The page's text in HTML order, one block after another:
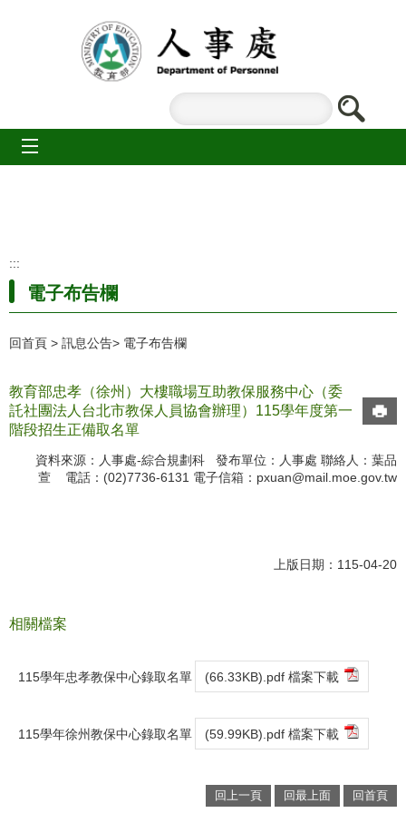
:::
電子布告欄
回首頁 訊息公告 電子布告欄
教育部忠孝（徐州）大樓職場互助教保服務中心（委
託社團法人台北市教保人員協會辦理）115學年度第一
階段招生正備取名單
資料來源：人事處-綜合規劃科 發布單位：人事處 聯絡人：葉品
萱 電話：(02)7736-6131 電子信箱： pxuan@mail.moe.gov.tw
上版日期：115-04-20
相關檔案
115學年忠孝教保中心錄取名單 (66.33KB).pdf 檔案下載
115學年徐州教保中心錄取名單 (59.99KB).pdf 檔案下載
回上一頁 回最上面 回首頁